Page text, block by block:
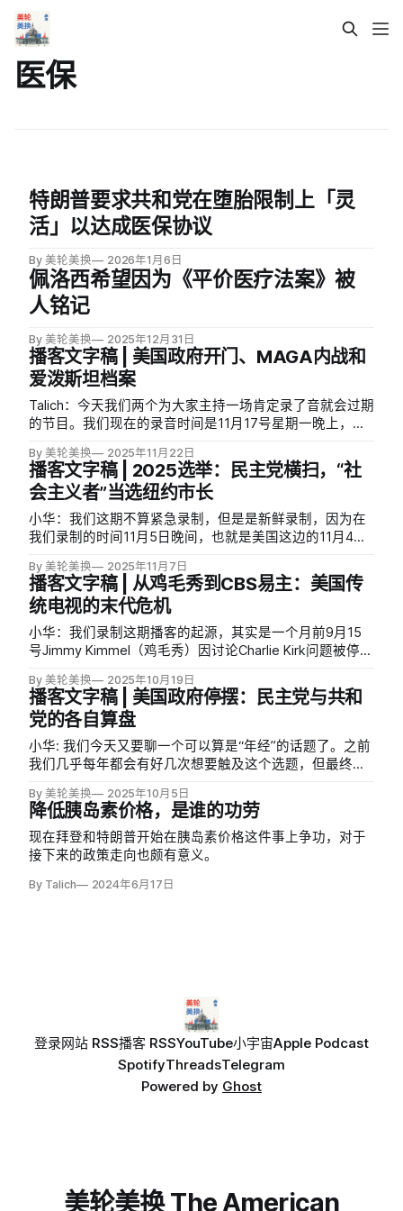
医保
特朗普要求共和党在堕胎限制上「灵
活」以达成医保协议
By 美轮美换 2026年1月6日
佩洛西希望因为《平价医疗法案》被
人铭记
By 美轮美换 2025年12月31日
播客文字稿 | 美国政府开门、MAGA内战和
爱泼斯坦档案
Talich：今天我们两个为大家主持一场肯定录了音就会过期
的节目。我们现在的录音时间是11月17号星期一晚上，因
能预测未来，但大概知道怎么回事，就先跟大家聊一聊。
By 美轮美换 2025年11月22日
播客文字稿 | 2025选举：民主党横扫，“社
会主义者”当选纽约市长
小华：我们这期不算紧急录制，但是是新鲜录制，因为在
我们录制的时间11月5日晚间，也就是美国这边的11月4
中期选举”，因为它不是间隔两年的那种中期选举。
By 美轮美换 2025年11月7日
播客文字稿 | 从鸡毛秀到CBS易主：美国传
统电视的末代危机
小华：我们录制这期播客的起源，其实是一个月前9月15
号Jimmy Kimmel（鸡毛秀）因讨论Charlie Kirk问题被停播
美国的言论自由以及媒体等各方面，其实有很多可以讨论
的话题，这也是我们制作这期节目的原因。
By 美轮美换 2025年10月19日
播客文字稿 | 美国政府停摆：民主党与共和
党的各自算盘
小华: 我们今天又要聊一个可以算是“年经”的话题了。之前
我们几乎每年都会有好几次想要触及这个选题，但最终可
政府就是动不动会处于关门的边缘。
By 美轮美换 2025年10月5日
降低胰岛素价格，是谁的功劳
现在拜登和特朗普开始在胰岛素价格这件事上争功，对于
接下来的政策走向也颇有意义。
By Talich 2024年6月17日
登录网站 RSS播客 RSSYouTube小宇宙Apple Podcast
SpotifyThreadsTelegram
Powered by Ghost
美轮美换 The American